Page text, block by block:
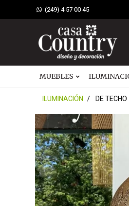
(249) 4 57 00 45
MUEBLES
ILUMINACIÓN DE TECHO